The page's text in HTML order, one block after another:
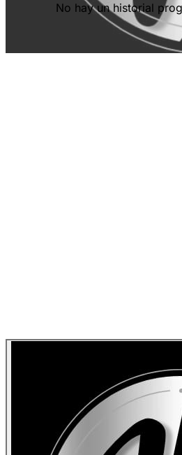
No hay un historial